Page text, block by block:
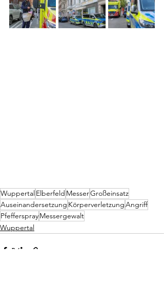
Wuppertal Elberfeld MesserGroßeinsatz
Auseinandersetzung KörperverletzungAngriff
PfeffersprayMessergewalt
Wuppertal